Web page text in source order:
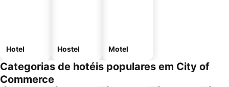
Hotel Hostel Motel
Categorias de hotéis populares em City of
Commerce